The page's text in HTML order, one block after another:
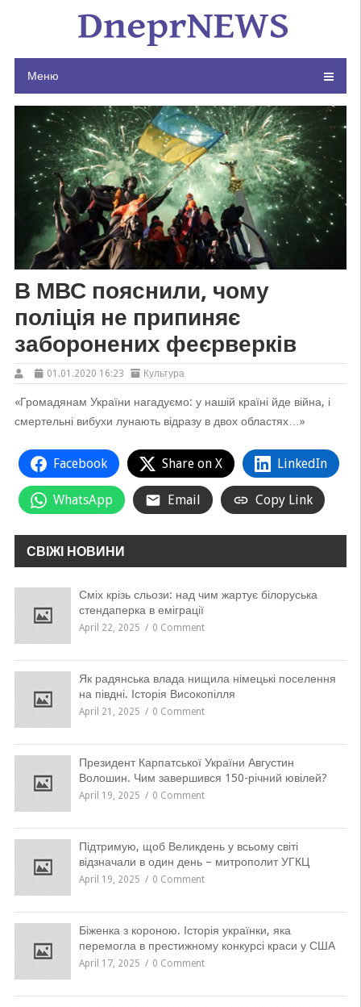
Меню
В МВС пояснили, чому
поліція не припиняє
заборонених феєрверків
01.01.2020 16:23 Культура
«Громадянам України нагадуємо: у нашій країні йде війна, і
смертельні вибухи лунають відразу в двох областях…»
Facebook Share on X LinkedIn
WhatsApp Email Copy Link
СВІЖІ НОВИНИ
Сміх крізь сльози: над чим жартує білоруська
стендаперка в еміграції
April 22, 2025 0 Comment
Як радянська влада нищила німецькі поселення
на півдні. Історія Високопілля
April 21, 2025 0 Comment
Президент Карпатської України Августин
Волошин. Чим завершився 150-річний ювілей?
April 19, 2025 0 Comment
Підтримую, щоб Великдень у всьому світі
відзначали в один день – митрополит УГКЦ
April 19, 2025 0 Comment
Біженка з короною. Історія українки, яка
перемогла в престижному конкурсі краси у США
April 17, 2025 0 Comment